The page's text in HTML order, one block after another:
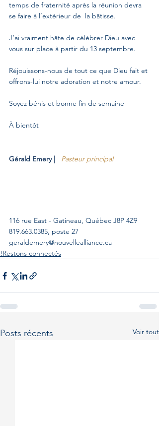
temps de fraternité après la réunion devra
se faire à l’extérieur de  la bâtisse.
J’ai vraiment hâte de célébrer Dieu avec
vous sur place à partir du 13 septembre.
Réjouissons-nous de tout ce que Dieu fait et
offrons-lui notre adoration et notre amour.
Soyez bénis et bonne fin de semaine
À bientôt
Gérald Emery | Pasteur principal
116 rue East - Gatineau, Québec J8P 4Z9
819.663.0385, poste 27
geraldemery@nouvellealliance.ca
!Restons connectés
Posts récents Voir tout